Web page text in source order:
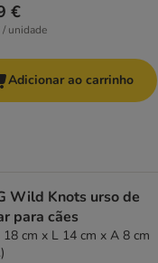
€
unidade
Adicionar ao carrinho
Wild Knots urso de
para cães
18 cm x L 14 cm x A 8 cm